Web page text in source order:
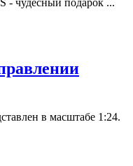
в масштабе 1:24.